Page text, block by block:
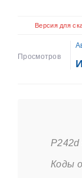
Версия для
Просмотров
P242d
Коды